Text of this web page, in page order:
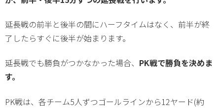
延長戦の前半と後半の間にハーフタイムはなく、前半が終
了したらすぐに後半が始まります。
延長戦でも勝負がつかなかった場合、 PK戦で勝負を決めま
す。
PK戦は、各チーム5人ずつゴールラインから12ヤード(約